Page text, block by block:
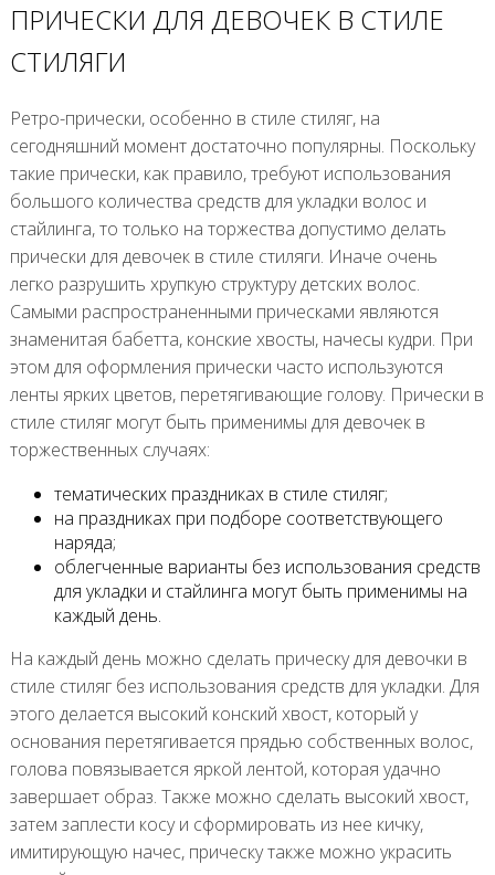
ПРИЧЕСКИ ДЛЯ ДЕВОЧЕК В СТИЛЕ
СТИЛЯГИ
Ретро-прически, особенно в стиле стиляг, на
сегодняшний момент достаточно популярны. Поскольку
такие прически, как правило, требуют использования
большого количества средств для укладки волос и
стайлинга, то только на торжества допустимо делать
прически для девочек в стиле стиляги. Иначе очень
легко разрушить хрупкую структуру детских волос.
Самыми распространенными прическами являются
знаменитая бабетта, конские хвосты, начесы кудри. При
этом для оформления прически часто используются
ленты ярких цветов, перетягивающие голову. Прически в
стиле стиляг могут быть применимы для девочек в
торжественных случаях:
тематических праздниках в стиле стиляг;
на праздниках при подборе соответствующего
наряда;
облегченные варианты без использования средств
для укладки и стайлинга могут быть применимы на
каждый день.
На каждый день можно сделать прическу для девочки в
стиле стиляг без использования средств для укладки. Для
этого делается высокий конский хвост, который у
основания перетягивается прядью собственных волос,
голова повязывается яркой лентой, которая удачно
завершает образ. Также можно сделать высокий хвост,
затем заплести косу и сформировать из нее кичку,
имитирующую начес, прическу также можно украсить